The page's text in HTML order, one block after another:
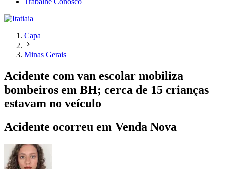
Capa
Minas Gerais
Acidente com van escolar mobiliza
bombeiros em BH; cerca de 15 crianças
estavam no veículo
Acidente ocorreu em Venda Nova